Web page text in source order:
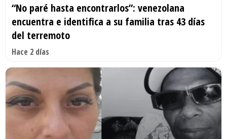
“No paré hasta encontrarlos”: venezolana
encuentra e identifica a su familia tras 43 días
del terremoto
Hace 2 días